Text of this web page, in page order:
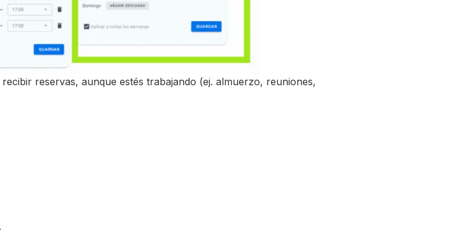
reservas, aunque estés trabajando (ej. almuerzo, reuniones,